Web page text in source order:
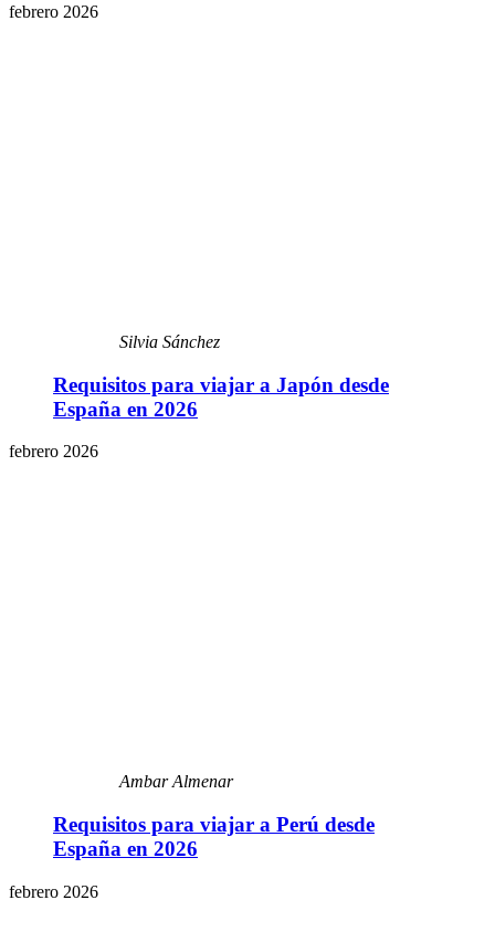
febrero 2026
Silvia Sánchez
Requisitos para viajar a Japón desde
España en 2026
febrero 2026
Ambar Almenar
Requisitos para viajar a Perú desde
España en 2026
febrero 2026